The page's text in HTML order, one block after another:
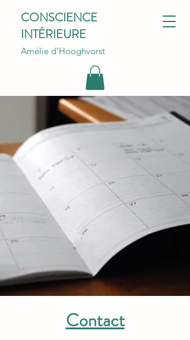
CONSCIENCE
INTÉRIEURE
Amélie d’Hooghvorst
Contact